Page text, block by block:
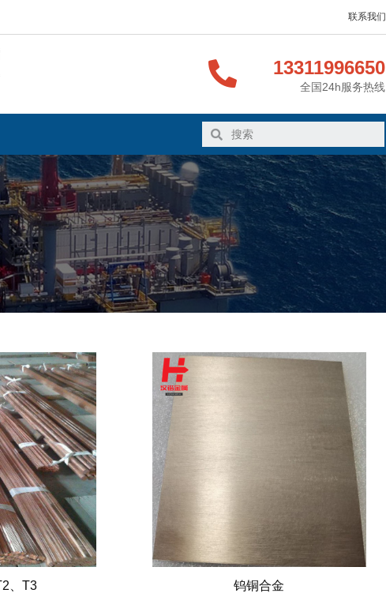
联系我们
13311996650
全国24h服务热线
、T3 钨铜合金